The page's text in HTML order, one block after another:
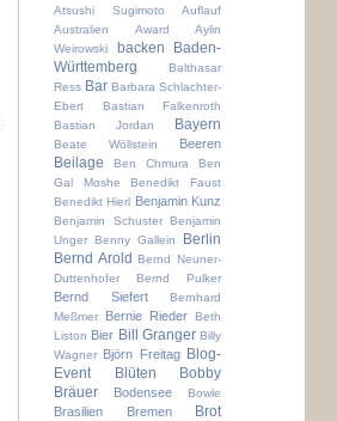
Atsushi Sugimoto
Auflauf
Australien
Award
Aylin
Weirowski
backen
Baden-
Württemberg
Balthasar
Ress Bar Barbara Schlachter-
Ebert
Bastian Falkenroth
Bastian Jordan
Bayern
Beate Wöllstein Beeren
Beilage Ben Chmura
Ben
Gal Moshe
Benedikt Faust
Benedikt Hierl Benjamin Kunz
Benjamin Schuster
Benjamin
Unger
Benny Gallein
Berlin
Bernd Arold Bernd Neuner-
Duttenhofer
Bernd Pulker
Bernd Siefert
Bernhard
Meßmer
Bernie Rieder
Beth
Liston Bier Bill Granger Billy
Wagner Björn Freitag Blog-
Event
Blüten
Bobby
Bräuer
Bodensee Bowle
Brasilien Bremen Brot